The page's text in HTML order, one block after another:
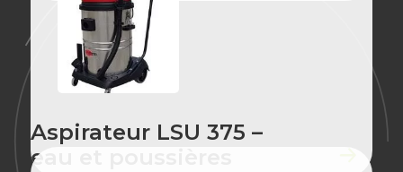
Aspirateur LSU 375 –
eau et poussières